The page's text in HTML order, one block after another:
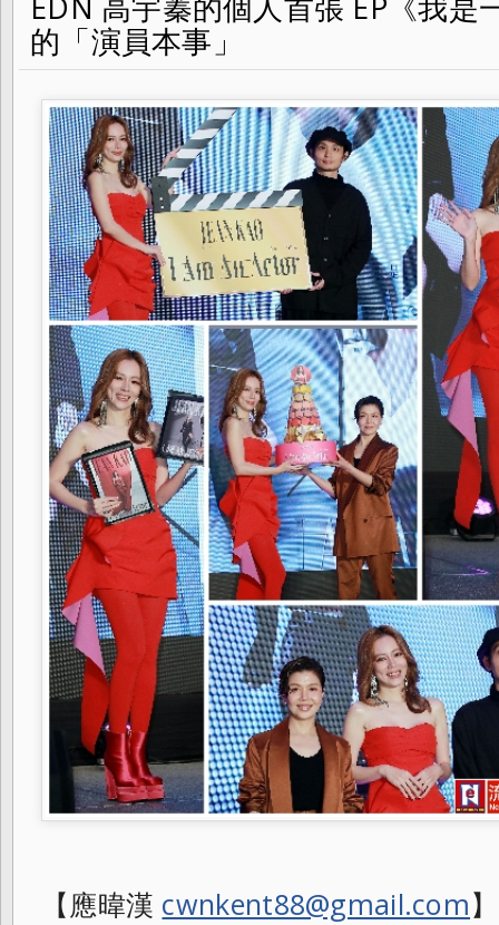
EDN 高宇蓁的個人首張 EP《我是一個演員》展現時尚大片的「演員本
的「演員本事」
【應暐漢 cwnkent88@gmail.com